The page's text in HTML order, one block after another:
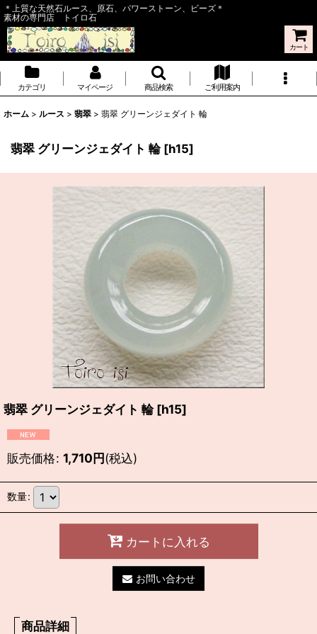
＊上質な天然石ルース、原石、パワーストーン、ビーズ＊
素材の専門店 トイロ石
カート
カテゴリ マイページ 商品検索 ご利用案内
ホーム > ルース > 翡翠 > 翡翠 グリーンジェダイト 輪
翡翠 グリーンジェダイト 輪 [h15]
翡翠 グリーンジェダイト 輪 [h15]
販売価格: 1,710円(税込)
数量:
カートに入れる
お問い合わせ
商品詳細